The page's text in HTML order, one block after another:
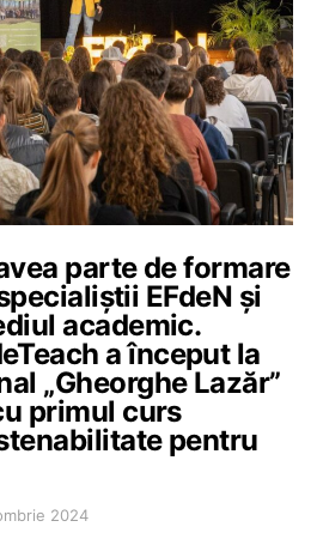
parte de formare
EFdeN și
academic.
a început la
„Gheorghe Lazăr”
primul curs
pentru
2024